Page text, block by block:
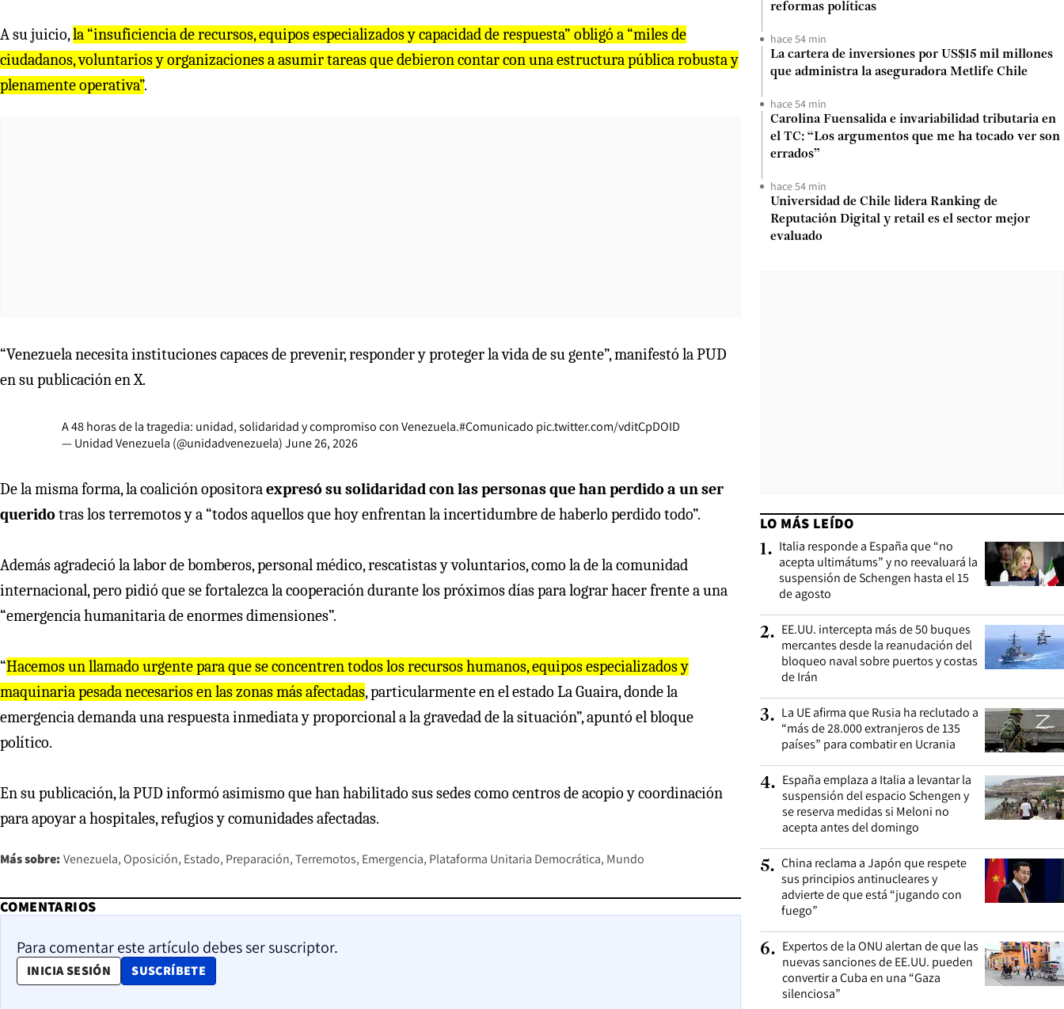
A su juicio,la “insuficiencia de recursos, equipos especializados y capacidad de respuesta” obligó a “miles de
ciudadanos, voluntarios y organizaciones a asumir tareas que debieron contar con una estructura pública robusta y
plenamente operativa”.
“Venezuela necesita instituciones capaces de prevenir, responder y proteger la vida de su gente”, manifestó la PUD
en su publicación en X.
A 48 horas de la tragedia: unidad, solidaridad y compromiso con Venezuela.#Comunicado pic.twitter.com/vditCpDOID
— Unidad Venezuela (@unidadvenezuela)June 26, 2026
De la misma forma, la coalición opositoraexpresó su solidaridad con las personas que han perdido a un ser
querido tras los terremotos y a “todos aquellos que hoy enfrentan la incertidumbre de haberlo perdido todo”.
Además agradeció la labor de bomberos, personal médico, rescatistas y voluntarios, como la de la comunidad
internacional, pero pidió que se fortalezca la cooperación durante los próximos días para lograr hacer frente a una
“emergencia humanitaria de enormes dimensiones”.
“Hacemos un llamado urgente para que se concentren todos los recursos humanos, equipos especializados y
maquinaria pesada necesarios en las zonas más afectadas, particularmente en el estado La Guaira, donde la
emergencia demanda una respuesta inmediata y proporcional a la gravedad de la situación”, apuntó el bloque
político.
En su publicación, la PUD informó asimismo que han habilitado sus sedes como centros de acopio y coordinación
para apoyar a hospitales, refugios y comunidades afectadas.
Más sobre: Venezuela Oposición Estado Preparación Terremotos Emergencia Plataforma Unitaria Democrática Mundo
COMENTARIOS
Para comentar este artículo debes ser suscriptor.
INICIA SESIÓN SUSCRÍBETE
OPENS IN NEW WINDOW
reformas políticas
hace 54 min
La cartera de inversiones por US$15 mil millones
que administra la aseguradora Metlife Chile
hace 54 min
Carolina Fuensalida e invariabilidad tributaria en
el TC: “Los argumentos que me ha tocado ver son
errados”
hace 54 min
Universidad de Chile lidera Ranking de
Reputación Digital y retail es el sector mejor
evaluado
LO MÁS LEÍDO
1. Italia responde a España que “no
acepta ultimátums” y no reevaluará la
suspensión de Schengen hasta el 15
de agosto
2. EE.UU. intercepta más de 50 buques
mercantes desde la reanudación del
bloqueo naval sobre puertos y costas
de Irán
3. La UE afirma que Rusia ha reclutado a
“más de 28.000 extranjeros de 135
países” para combatir en Ucrania
4. España emplaza a Italia a levantar la
suspensión del espacio Schengen y
se reserva medidas si Meloni no
acepta antes del domingo
5. China reclama a Japón que respete
sus principios antinucleares y
advierte de que está “jugando con
fuego”
6. Expertos de la ONU alertan de que las
nuevas sanciones de EE.UU. pueden
convertir a Cuba en una “Gaza
silenciosa”